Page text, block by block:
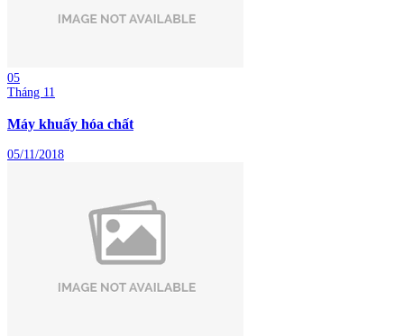
05
Tháng 11
Máy khuấy hóa chất
05/11/2018